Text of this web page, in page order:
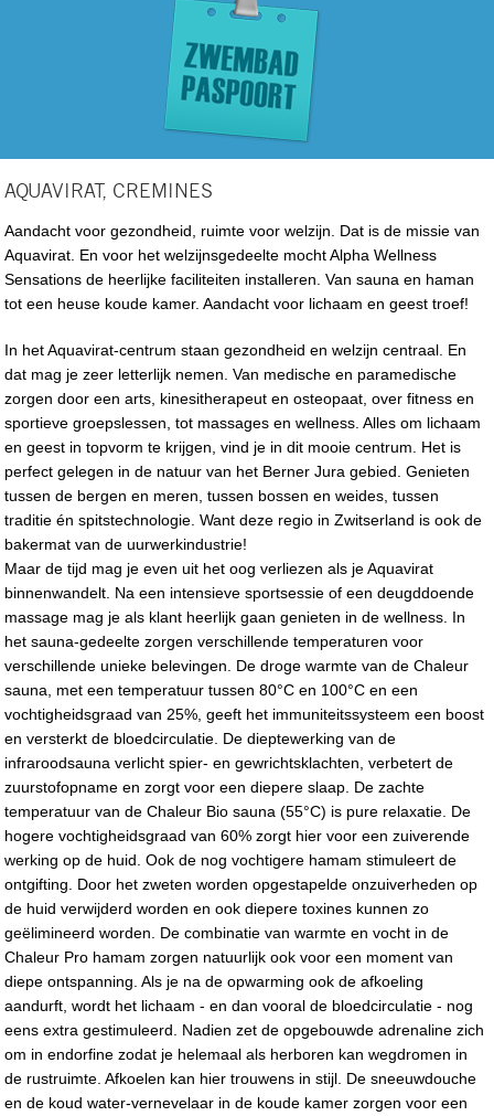
AQUAVIRAT, CREMINES
Aandacht voor gezondheid, ruimte voor welzijn. Dat is de missie van
Aquavirat. En voor het welzijnsgedeelte mocht Alpha Wellness
Sensations de heerlijke faciliteiten installeren. Van sauna en haman
tot een heuse koude kamer. Aandacht voor lichaam en geest troef!
In het Aquavirat-centrum staan gezondheid en welzijn centraal. En
dat mag je zeer letterlijk nemen. Van medische en paramedische
zorgen door een arts, kinesitherapeut en osteopaat, over fitness en
sportieve groepslessen, tot massages en wellness. Alles om lichaam
en geest in topvorm te krijgen, vind je in dit mooie centrum. Het is
perfect gelegen in de natuur van het Berner Jura gebied. Genieten
tussen de bergen en meren, tussen bossen en weides, tussen
traditie én spitstechnologie. Want deze regio in Zwitserland is ook de
bakermat van de uurwerkindustrie!
Maar de tijd mag je even uit het oog verliezen als je Aquavirat
binnenwandelt. Na een intensieve sportsessie of een deugddoende
massage mag je als klant heerlijk gaan genieten in de wellness. In
het sauna-gedeelte zorgen verschillende temperaturen voor
verschillende unieke belevingen. De droge warmte van de Chaleur
sauna, met een temperatuur tussen 80°C en 100°C en een
vochtigheidsgraad van 25%, geeft het immuniteitssysteem een boost
en versterkt de bloedcirculatie. De dieptewerking van de
infraroodsauna verlicht spier- en gewrichtsklachten, verbetert de
zuurstofopname en zorgt voor een diepere slaap. De zachte
temperatuur van de Chaleur Bio sauna (55°C) is pure relaxatie. De
hogere vochtigheidsgraad van 60% zorgt hier voor een zuiverende
werking op de huid. Ook de nog vochtigere hamam stimuleert de
ontgifting. Door het zweten worden opgestapelde onzuiverheden op
de huid verwijderd worden en ook diepere toxines kunnen zo
geëlimineerd worden. De combinatie van warmte en vocht in de
Chaleur Pro hamam zorgen natuurlijk ook voor een moment van
diepe ontspanning. Als je na de opwarming ook de afkoeling
aandurft, wordt het lichaam - en dan vooral de bloedcirculatie - nog
eens extra gestimuleerd. Nadien zet de opgebouwde adrenaline zich
om in endorfine zodat je helemaal als herboren kan wegdromen in
de rustruimte. Afkoelen kan hier trouwens in stijl. De sneeuwdouche
en de koud water-vernevelaar in de koude kamer zorgen voor een